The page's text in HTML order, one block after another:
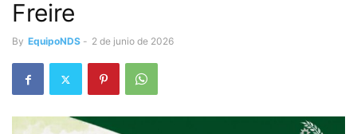
Freire
By EquipoNDS - 2 de junio de 2026